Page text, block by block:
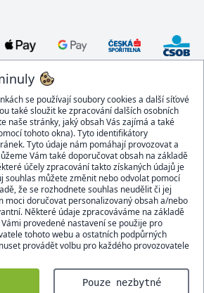
se používají soubory cookies a další síťové
také sloužit ke zpracování dalších osobních
naše stránky, jaký obsah Vás zajímá a také
tohoto okna). Tyto identifikátory
Tyto údaje nám pomáhají provozovat a
Vám také doporučovat obsah na základě
účely zpracování takto získaných údajů je
souhlas můžete změnit nebo odvolat pomocí
že se rozhodnete souhlas neudělit či jej
moci doručovat personalizovaný obsah a/nebo
Některé údaje zpracováváme na základě
provedené nastavení se použije pro
tohoto webu a ostatních podpůrných
provádět volbu pro každého provozovatele
Pouze nezbytné
© 2007 - 2026
práva vyhrazena.